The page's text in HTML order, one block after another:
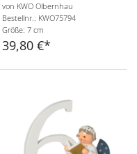
von KWO Olbernhau
Bestellnr.: KWO75794
Größe: 7 cm
39,80 €